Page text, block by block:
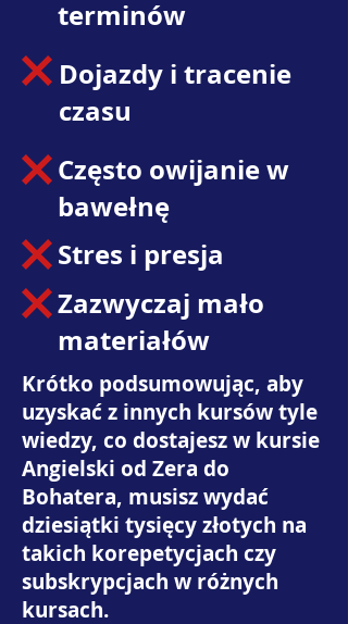
terminów
Dojazdy i tracenie
czasu
Często owijanie w
bawełnę
Stres i presja
Zazwyczaj mało
materiałów
Krótko podsumowując, aby
uzyskać z innych kursów tyle
wiedzy, co dostajesz w kursie
Angielski od Zera do
Bohatera, musisz wydać
dziesiątki tysięcy złotych na
takich korepetycjach czy
subskrypcjach w różnych
kursach.